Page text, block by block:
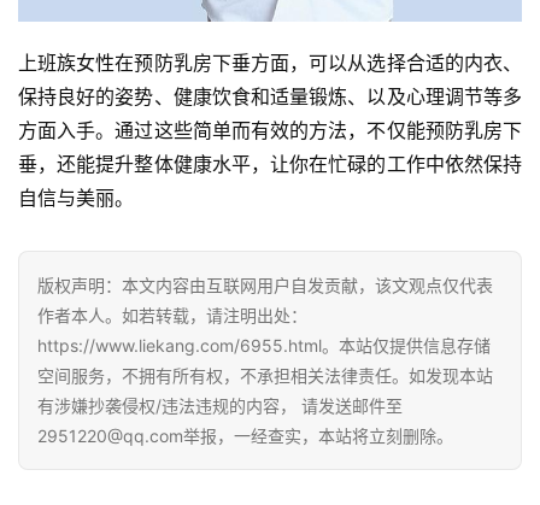
上班族女性在预防乳房下垂方面，可以从选择合适的内衣、
保持良好的姿势、健康饮食和适量锻炼、以及心理调节等多
方面入手。通过这些简单而有效的方法，不仅能预防乳房下
垂，还能提升整体健康水平，让你在忙碌的工作中依然保持
自信与美丽。
版权声明：本文内容由互联网用户自发贡献，该文观点仅代表
作者本人。如若转载，请注明出处：
https://www.liekang.com/6955.html。本站仅提供信息存储
空间服务，不拥有所有权，不承担相关法律责任。如发现本站
有涉嫌抄袭侵权/违法违规的内容， 请发送邮件至
2951220@qq.com举报，一经查实，本站将立刻删除。